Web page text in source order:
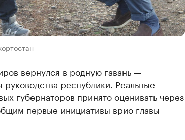
вернулся в родную гавань —
руководства республики. Реальные
губернаторов принято оценивать через
первые инициативы врио главы